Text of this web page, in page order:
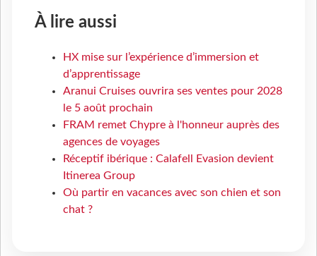
À lire aussi
HX mise sur l’expérience d’immersion et
d’apprentissage
Aranui Cruises ouvrira ses ventes pour 2028
le 5 août prochain
FRAM remet Chypre à l'honneur auprès des
agences de voyages
Réceptif ibérique : Calafell Evasion devient
Itinerea Group
Où partir en vacances avec son chien et son
chat ?